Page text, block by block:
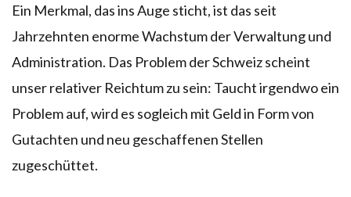
Ein Merkmal, das ins Auge sticht, ist das seit
Jahrzehnten enorme Wachstum der Verwaltung und
Administration. Das Problem der Schweiz scheint
unser relativer Reichtum zu sein: Taucht irgendwo ein
Problem auf, wird es sogleich mit Geld in Form von
Gutachten und neu geschaffenen Stellen
zugeschüttet.